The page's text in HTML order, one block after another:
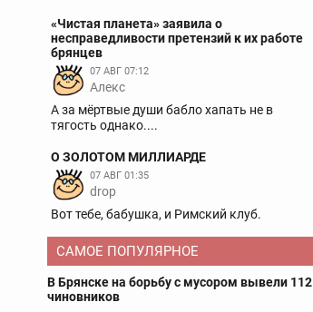
«Чистая планета» заявила о
несправедливости претензий к их работе
брянцев
07 АВГ 07:12
Aлекс
А за мёртвые души бабло хапать не в
тягость однако....
О ЗОЛОТОМ МИЛЛИАРДЕ
07 АВГ 01:35
drop
Вот тебе, бабушка, и Римский клуб.
САМОЕ ПОПУЛЯРНОЕ
В Брянске на борьбу с мусором вывели 112
чиновников